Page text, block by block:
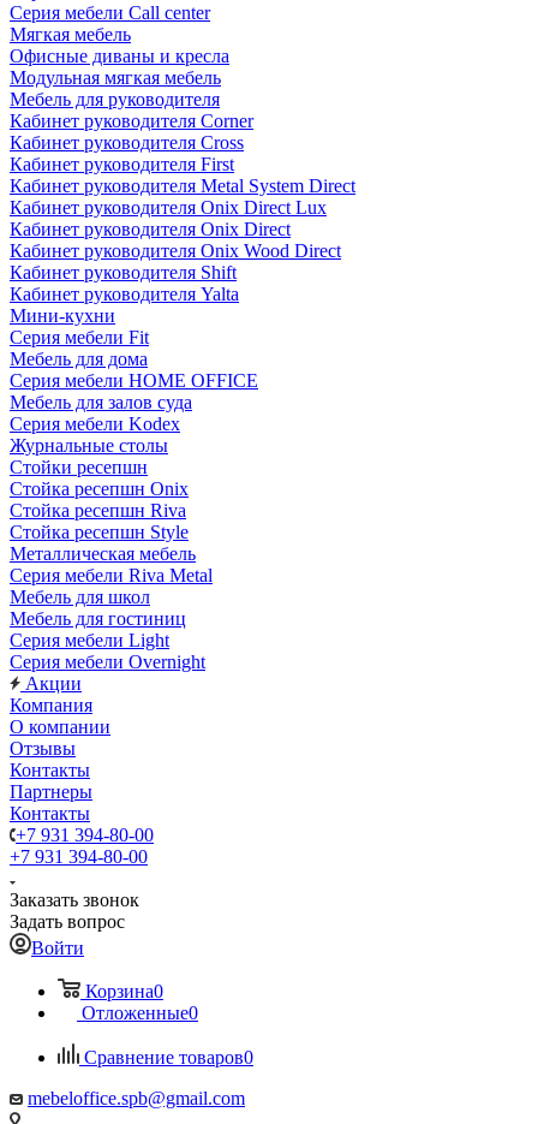
Серия мебели Call center
Мягкая мебель
Офисные диваны и кресла
Модульная мягкая мебель
Мебель для руководителя
Кабинет руководителя Corner
Кабинет руководителя Cross
Кабинет руководителя First
Кабинет руководителя Metal System Direct
Кабинет руководителя Onix Direct Lux
Кабинет руководителя Onix Direct
Кабинет руководителя Onix Wood Direct
Кабинет руководителя Shift
Кабинет руководителя Yalta
Мини-кухни
Серия мебели Fit
Мебель для дома
Серия мебели HOME OFFICE
Мебель для залов суда
Серия мебели Kodex
Журнальные столы
Стойки ресепшн
Стойка ресепшн Onix
Стойка ресепшн Riva
Стойка ресепшн Style
Металлическая мебель
Серия мебели Riva Metal
Мебель для школ
Мебель для гостиниц
Серия мебели Light
Серия мебели Overnight
Акции
Компания
О компании
Отзывы
Контакты
Партнеры
Контакты
+7 931 394-80-00
+7 931 394-80-00
Заказать звонок
Задать вопрос
Войти
Корзина0
Отложенные0
Сравнение товаров0
mebeloffice.spb@gmail.com